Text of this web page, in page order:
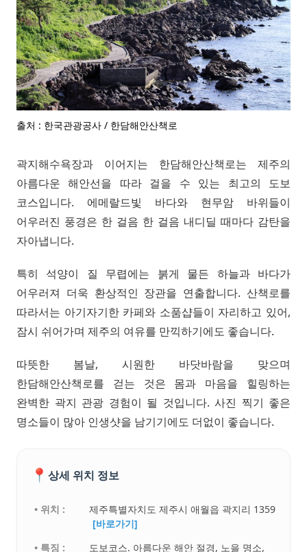
출처 : 한국관광공사 / 한담해안산책로
곽지해수욕장과 이어지는 한담해안산책로는 제주의
아름다운 해안선을 따라 걸을 수 있는 최고의 도보
코스입니다. 에메랄드빛 바다와 현무암 바위들이
어우러진 풍경은 한 걸음 한 걸음 내디딜 때마다 감탄을
자아냅니다.
특히 석양이 질 무렵에는 붉게 물든 하늘과 바다가
어우러져 더욱 환상적인 장관을 연출합니다. 산책로를
따라서는 아기자기한 카페와 소품샵들이 자리하고 있어,
잠시 쉬어가며 제주의 여유를 만끽하기에도 좋습니다.
따뜻한 봄날, 시원한 바닷바람을 맞으며
한담해안산책로를 걷는 것은 몸과 마음을 힐링하는
완벽한 곽지 관광 경험이 될 것입니다. 사진 찍기 좋은
명소들이 많아 인생샷을 남기기에도 더없이 좋습니다.
📍 상세 위치 정보
• 위치 :
제주특별자치도 제주시 애월읍 곽지리 1359
[바로가기]
• 특징 :
도보코스. 아름다운 해안 절경, 노을 명소,